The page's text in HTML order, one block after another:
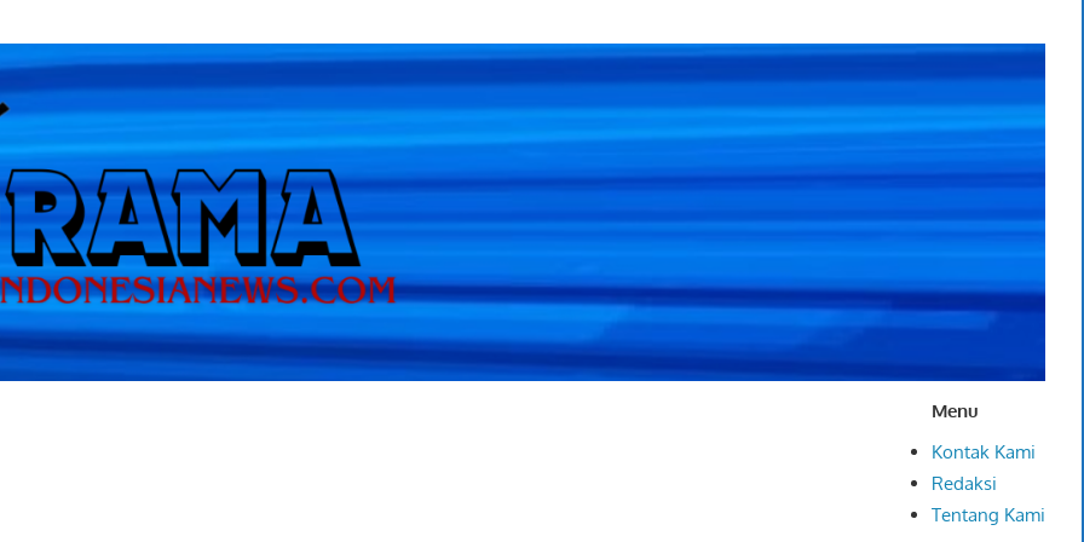
Menu
Kontak Kami
Redaksi
Tentang Kami